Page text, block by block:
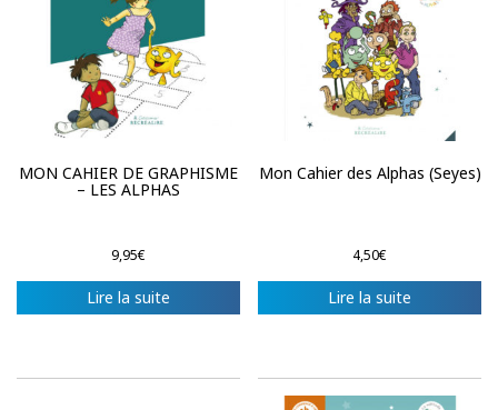
MON CAHIER DE GRAPHISME
– LES ALPHAS
9,95€
Lire la suite
Mon Cahier des Alphas (Seyes)
4,50€
Lire la suite